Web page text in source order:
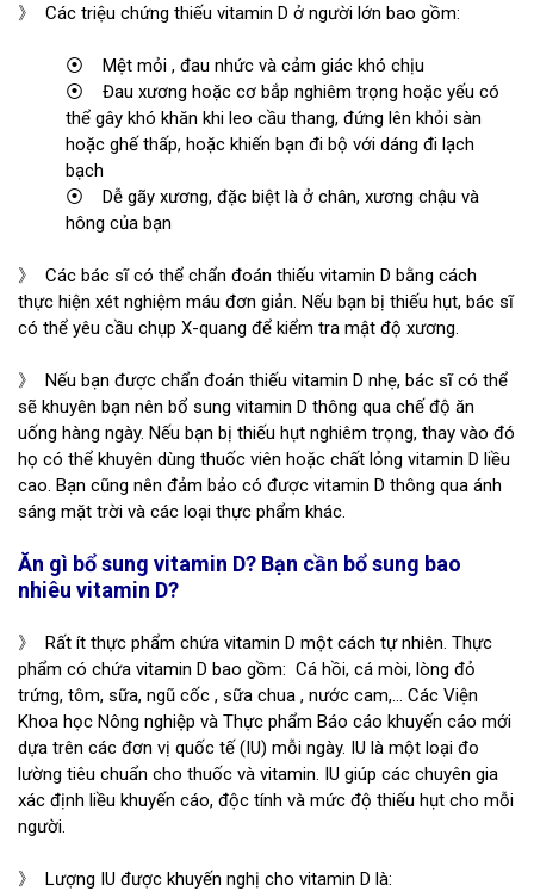
》 Các triệu chứng thiếu vitamin D ở người lớn bao gồm:
⦿ Mệt mỏi , đau nhức và cảm giác khó chịu
⦿ Đau xương hoặc cơ bắp nghiêm trọng hoặc yếu có
thể gây khó khăn khi leo cầu thang, đứng lên khỏi sàn
hoặc ghế thấp, hoặc khiến bạn đi bộ với dáng đi lạch
bạch
⦿ Dễ gãy xương, đặc biệt là ở chân, xương chậu và
hông của bạn
》 Các bác sĩ có thể chẩn đoán thiếu vitamin D bằng cách
thực hiện xét nghiệm máu đơn giản. Nếu bạn bị thiếu hụt, bác sĩ
có thể yêu cầu chụp X-quang để kiểm tra mật độ xương.
》 Nếu bạn được chẩn đoán thiếu vitamin D nhẹ, bác sĩ có thể
sẽ khuyên bạn nên bổ sung vitamin D thông qua chế độ ăn
uống hàng ngày. Nếu bạn bị thiếu hụt nghiêm trọng, thay vào đó
họ có thể khuyên dùng thuốc viên hoặc chất lỏng vitamin D liều
cao. Bạn cũng nên đảm bảo có được vitamin D thông qua ánh
sáng mặt trời và các loại thực phẩm khác.
Ăn gì bổ sung vitamin D? Bạn cần bổ sung bao
nhiêu vitamin D?
》 Rất ít thực phẩm chứa vitamin D một cách tự nhiên. Thực
phẩm có chứa vitamin D bao gồm: Cá hồi, cá mòi, lòng đỏ
trứng, tôm, sữa, ngũ cốc , sữa chua , nước cam,… Các Viện
Khoa học Nông nghiệp và Thực phẩm Báo cáo khuyến cáo mới
dựa trên các đơn vị quốc tế (IU) mỗi ngày. IU là một loại đo
lường tiêu chuẩn cho thuốc và vitamin. IU giúp các chuyên gia
xác định liều khuyến cáo, độc tính và mức độ thiếu hụt cho mỗi
người.
》 Lượng IU được khuyến nghị cho vitamin D là: